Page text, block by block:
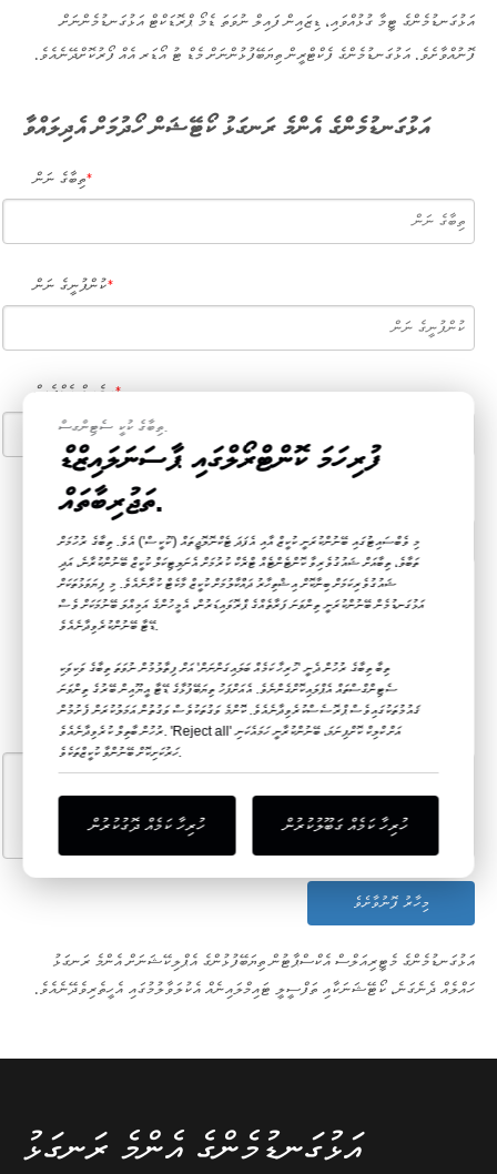
އަޅުގަނޑުމެންގެ ޓީމާ ގުޅުއްވައި، ޑިޒައިން ފައިލް ނުވަތަ ޑެމޯ ޕްރޮޑަކްޓް އަޅުގަނޑުމެންނަށް
ފޮނުއްވާށެވެ. އަޅުގަނޑުމެންގެ ފެކްޓްރީން ތިޔަބޭފުޅުންނަށް މެޑް ޓު އޯޑަރ އެއް ފޯރުކޮށްދޭނެއެވެ.
އަޅުގަނޑުމެންގެ އެންމެ ރަނގަޅު ކޯޓޭޝަން ހޯދުމަށް އެދިލައްވާ
*ތިބާގެ ނަން
*ކުންފުނީގެ ނަން
*އީމެއިލް އެޑްރެސް
*ފޯނު / ވަޓްސްއެޕް
*ވިޔަފާރީގެ ބާވަތް / ގަންނަ ފަރާތުގެ ބާވަތް
އަމިއްލައަށް ބޭނުންކުރުން
*ތިބާގެ ވަކި ޝަރުޠެކެވެ
މިހާރު ފޮނުވާށެވެ
އަޅުގަނޑުމެންގެ މެޓީރިއަލްސް އެކްސްޕާޓުން ތިޔަބޭފުޅުންގެ އެޕްލިކޭޝަނަށް އެންމެ ރަނގަޅު
ހައްލެއް ދެނެގަނެ، ކޯޓޭޝަނަކާއި ތަފްސީލީ ޓައިމްލައިނެއް އެކުލަވާލުމުގައި އެހީތެރިވެދޭނެއެވެ.
އަޅުގަނޑުމެންގެ އެންމެ ރަނގަޅު
ތިބާގެ ކުކީ ސެޓިންގސް.
ފުރިހަމަ ކޮންޓްރޯލްގައި ޕާސަނަލައިޒްޑް
ތަޖުރިބާތައް.
މި ވެބްސައިޓުގައި ބޭނުންކުރަނީ ކުކީޒް އާއި އެފަދަ ޓެކްނޮލޮޖީތައް ('ކުކީސް') އެވެ. ތިބާގެ ރުހުމަށް
ތަބާވެ، ތިބާއަށް ޝައުގުވެރިވާ ކޮންޓެންޓެއް ޓްރެކް ކުރުމަށް އެނަލިޓިކަލް ކުކީޒް ބޭނުންކުރާނެ، އަދި
ޝައުގުވެރިކަމަށް ބިނާކޮށް އިޝްތިހާރު ދައްކާލުމަށް ކުކީޒް މާކެޓް ކުރާނެއެވެ. މި ފިޔަވަޅުތަކަށް
އަޅުގަނޑުމެން ބޭނުންކުރަނީ ތިންވަނަ ފަރާތެއްގެ ޕްރޮވައިޑަރުން، އެމީހުންގެ އަމިއްލަ ބޭނުމަކަށް ވެސް
ޑޭޓާ ބޭނުންކުރެވިދާނެއެވެ.
ތިބާ ތިބާގެ ރުހުން ދެނީ 'ހުރިހާ ކަމެއް ބަލައިގަންނަން' އަށް ފިތާލުމުން ނުވަތަ ތިބާގެ ވަކިވަކި
ސެޓިންގްސްތައް އެޕްލައިކޮށްގެންނެވެ. އެއަށްފަހު ތިޔަބޭފުޅާގެ ޑޭޓާ އީޔޫއިން ބޭރުގެ ތިންވަނަ
ޤައުމުތަކުގައިވެސް ޕްރޮސެސްކުރެވިދާނެއެވެ. ކޮންމެ ވަގުތަކުވެސް ވަގުތުން އަމަލުކުރަން ފެށުމުން
ރުހުން ބާތިލް ކުރެވިދާނެއެވެ. 'Reject all' އަށް ކްލިކް ކޮށްފިނަމަ، ބޭނުންކުރާނީ ހަމައެކަނި
ހަރުކަށިކޮށް ބޭނުންވާ ކުކީޒްތަކެވެ.
ހުރިހާ ކަމެއް ދޮގުކުރުން ހުރިހާ ކަމެއް ގަބޫލުކުރުން